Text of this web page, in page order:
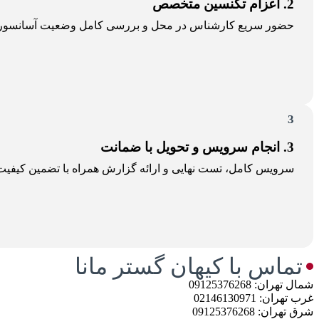
2. اعزام تکنسین متخصص
حضور سریع کارشناس در محل و بررسی کامل وضعیت
3
3. انجام سرویس و تحویل با ضمانت
سرویس کامل، تست نهایی و ارائه گزارش همراه با تضمین
تماس با کیهان گستر مانا
شمال تهران: 09125376268
غرب تهران: 02146130971
شرق تهران: 09125376268